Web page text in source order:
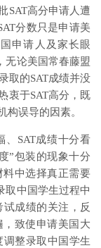
SAT高分申请人遭
分数只是申请美
申请人及家长眼
无论美国常春藤盟
取的SAT成绩并没
衷于SAT高分，既
构误导的因素。​
、SAT成绩十分看
”包装的现象十分
料中选择真正需要
取中国学生过程中
成绩的关注，反
致使申请美国大
整录取中国学生